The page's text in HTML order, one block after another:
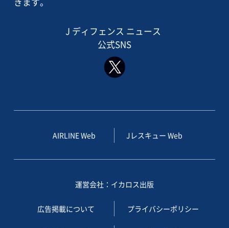
J ディフェンス ニュース
公式SNS
AIRLINE Web Jレスキュー Web
運営会社：イカロス出版
広告掲載について プライバシーポリシー